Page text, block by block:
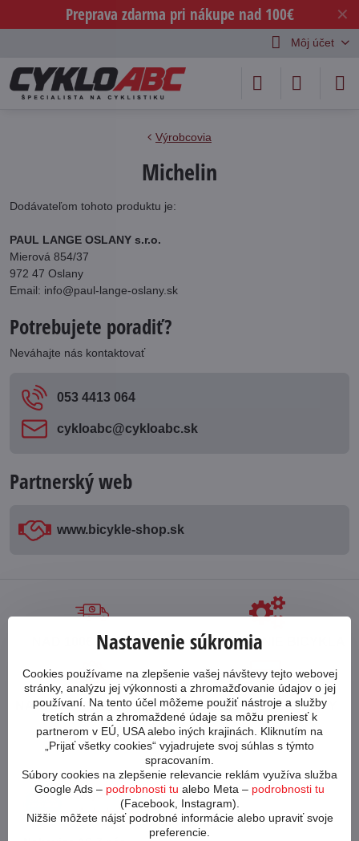
✕
Preprava zdarma pri nákupe nad 100€
Môj účet
Výrobcovia
Michelin
Dodávateľom tohoto produktu je:
PAUL LANGE OSLANY s.r.o.
Mierová 854/37
972 47 Oslany
Email: info@paul-lange-oslany.sk
Potrebujete poradiť?
Neváhajte nás kontaktovať
053 4413 064
cykloabc​@cykloabc​.sk
Partnerský web
www​.bicykle-shop​.sk
NAD 100€ ZDARMA POSKLADANIE BICYKLA
NA TRHU OD ROKU 1998 PREDAJ NA SPLÁTKY
Recenzie našich zákazníkov
Kájo
Hodnotenie:
5
/
Nastavenie súkromia
Cookies používame na zlepšenie vašej návštevy tejto webovej
stránky, analýzu jej výkonnosti a zhromažďovanie údajov o jej
používaní. Na tento účel môžeme použiť nástroje a služby
tretích strán a zhromaždené údaje sa môžu preniesť k
partnerom v EÚ, USA alebo iných krajinách. Kliknutím na
„Prijať všetky cookies“ vyjadrujete svoj súhlas s týmto
spracovaním.
Súbory cookies na zlepšenie relevancie reklám využíva služba
Google Ads – podrobnosti tu alebo Meta – podrobnosti tu
(Facebook, Instagram).
Nižšie môžete nájsť podrobné informácie alebo upraviť svoje
preferencie.